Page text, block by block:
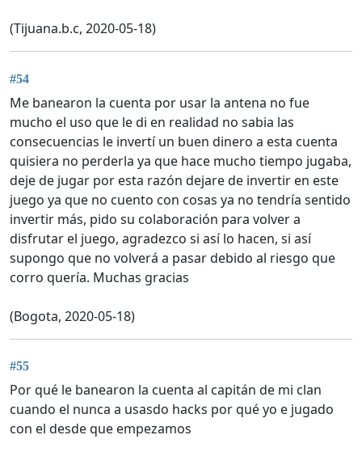
(Tijuana.b.c, 2020-05-18)
#54
Me banearon la cuenta por usar la antena no fue
mucho el uso que le di en realidad no sabia las
consecuencias le invertí un buen dinero a esta cuenta
quisiera no perderla ya que hace mucho tiempo jugaba,
deje de jugar por esta razón dejare de invertir en este
juego ya que no cuento con cosas ya no tendría sentido
invertir más, pido su colaboración para volver a
disfrutar el juego, agradezco si así lo hacen, si así
supongo que no volverá a pasar debido al riesgo que
corro quería. Muchas gracias
(Bogota, 2020-05-18)
#55
Por qué le banearon la cuenta al capitán de mi clan
cuando el nunca a usasdo hacks por qué yo e jugado
con el desde que empezamos